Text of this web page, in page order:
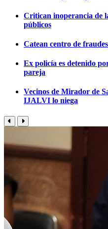
Critican inoperancia de
públicos
Catean centro de
Ex policía es detenido
pareja
Vecinos de Mirador de
IJALVI lo niega